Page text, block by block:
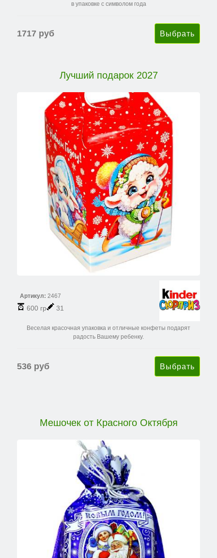
в упаковке с символом года
1717 руб
Лучший подарок 2027
Артикул: 2467
600 гр 31
Веселая красочная упаковка и отличные конфеты подарят
радость Вашему ребенку.
536 руб
Мешочек от Красного Октября